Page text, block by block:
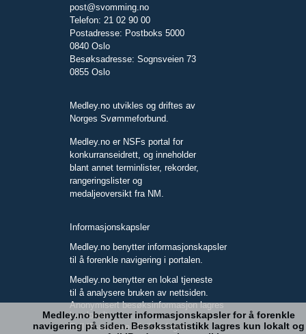
post@svomming.no
Telefon: 21 02 90 00
Postadresse: Postboks 5000
0840 Oslo
Besøksadresse: Sognsveien 73
0855 Oslo
Medley.no utvikles og driftes av
Norges Svømmeforbund.
Medley.no er NSFs portal for
konkurranseidrett, og inneholder
blant annet terminlister, rekorder,
rangeringslister og
medaljeoversikt fra NM.
Informasjonskapsler
Medley.no benytter informasjonskapsler
til å forenkle navigering i portalen.
Medley.no benytter en lokal tjeneste
til å analysere bruken av nettsiden.
Anonymisert besøksinformasjon lagres
kun lokalt.
Full IP-adresse blir ikke lagret.
Medley.no benytter informasjonskapsler for å forenkle
navigering på siden. Besøksstatistikk lagres kun lokalt og